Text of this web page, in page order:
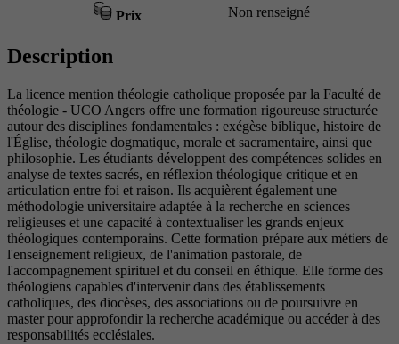
Prix Non renseigné
Description
La licence mention théologie catholique proposée par la Faculté de
théologie - UCO Angers offre une formation rigoureuse structurée
autour des disciplines fondamentales : exégèse biblique, histoire de
l'Église, théologie dogmatique, morale et sacramentaire, ainsi que
philosophie. Les étudiants développent des compétences solides en
analyse de textes sacrés, en réflexion théologique critique et en
articulation entre foi et raison. Ils acquièrent également une
méthodologie universitaire adaptée à la recherche en sciences
religieuses et une capacité à contextualiser les grands enjeux
théologiques contemporains. Cette formation prépare aux métiers de
l'enseignement religieux, de l'animation pastorale, de
l'accompagnement spirituel et du conseil en éthique. Elle forme des
théologiens capables d'intervenir dans des établissements
catholiques, des diocèses, des associations ou de poursuivre en
master pour approfondir la recherche académique ou accéder à des
responsabilités ecclésiales.